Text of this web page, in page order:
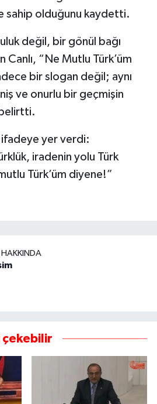
sahip olduğunu kaydetti.
değil, bir gönül bağı
“Ne Mutlu Türk’üm
bir slogan değil; aynı
ve onurlu bir geçmişin
ifadeye yer verdi:
iradenin yolu Türk
Türk’üm diyene!”
HAKKINDA
çekebilir